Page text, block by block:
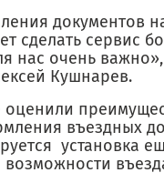
документов
сделать сервис
нас очень
Кушнарев.
въездных
установка